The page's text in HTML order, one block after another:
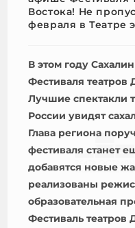
Востока! Не
февраля в Театре
В этом году
Фестиваля театров
Лучшие спектакли
России увидят
Глава региона
фестиваля станет
добавятся новые
реализованы
образовательная
Фестиваль театров